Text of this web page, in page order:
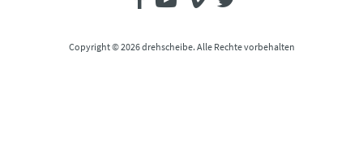
Copyright © 2026 drehscheibe. Alle Rechte vorbehalten